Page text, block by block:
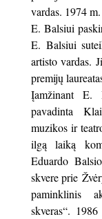
vardas. 1974
E. Balsiui
E. Balsiui
artisto vardas.
premijų
Įamžinant E.
pavadinta
muzikos ir
ilgą laiką
Eduardo
skvere prie
paminklinis
skveras“.